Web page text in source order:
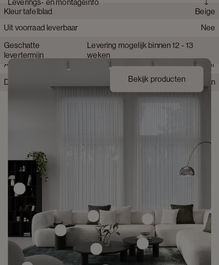
Merk
JUNTOO
Collectie product
Amato Rondo
Collectie tafelblad
Amato Ceramo
Kleur tafelblad
Beige
Materiaal onderstel tafel
Hout
Materiaal tafelblad
Volkeramiek
Afwerking onderstel
Fineer
Detailkleur tafelblad
Shilin
Leverings- en montageinfo
Uit voorraad leverbaar
Nee
Geschatte
levertermijn
Levering mogelijk binnen 12 - 13
weken
Bekijk producten